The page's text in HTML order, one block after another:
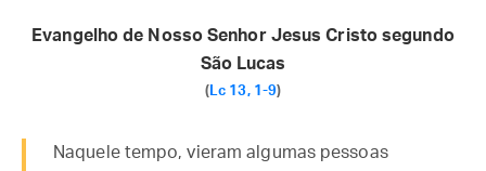
Evangelho de Nosso Senhor Jesus Cristo segundo
São Lucas
(Lc 13, 1-9)
Naquele tempo, vieram algumas pessoas